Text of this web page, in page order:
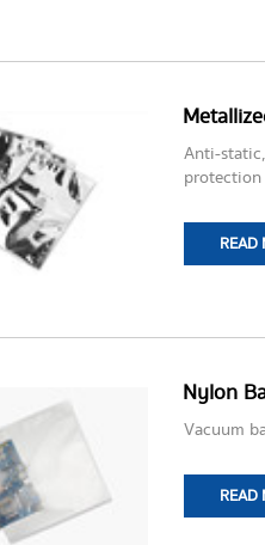
Anti-
protection
READ
Nylon
Vacuum
READ